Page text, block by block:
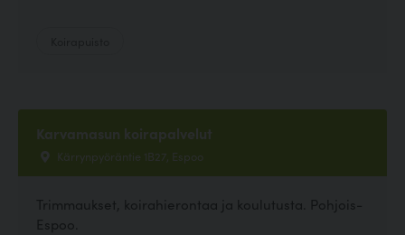
Karvamasun koirapalvelut
Kärrynpyöräntie 1B27, Espoo
Trimmaukset, koirahierontaa ja koulutusta. Pohjois-
Espoo.